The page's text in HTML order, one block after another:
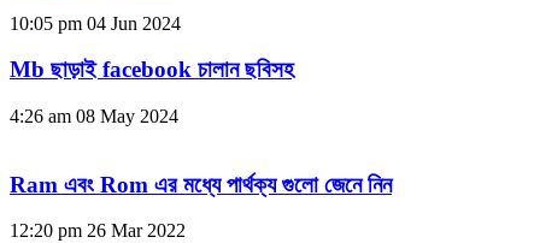
10:05 pm 04 Jun 2024
Mb ছাড়াই facebook চালান ছবিসহ
4:26 am 08 May 2024
Ram এবং Rom এর মধ্যে পার্থক্য গুলো জেনে নিন
12:20 pm 26 Mar 2022